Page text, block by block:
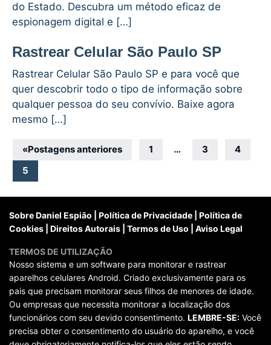
do Estado. Descubra um método eficaz de
espionagem digital e […]
Rastrear Celular São Paulo SP
Rastrear Celular São Paulo SP e para você que
quer descobrir todo o tipo de informação sobre
qualquer pessoa do seu convívio. Baixe agora
mesmo […]
Navegação
por
posts
«Postagens anteriores 1 … 3
4
5
Sobre Daniel Espião Política de Privacidade
Política de
Cookies
Direitos Autorais Termos de Uso Aviso Legal
TERMOS DE UTILIZAÇÃO
Nosso sistema e um software para monitorar e rastrear
aparelhos celulares Android. Criado exclusivamente para os
pais que precisam monitorar seus filhos de menores de idade.
Ou empresas que necessita monitorar a localização dos
funcionários com seu devido consentimento. LEMBRE-SE: Você
precisa obter o consentimento do usuário do aparelho, e você